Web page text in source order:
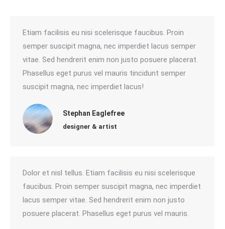
Etiam facilisis eu nisi scelerisque faucibus. Proin
semper suscipit magna, nec imperdiet lacus semper
vitae. Sed hendrerit enim non justo posuere placerat.
Phasellus eget purus vel mauris tincidunt semper
suscipit magna, nec imperdiet lacus!
Stephan Eaglefree
designer & artist
Dolor et nisl tellus. Etiam facilisis eu nisi scelerisque
faucibus. Proin semper suscipit magna, nec imperdiet
lacus semper vitae. Sed hendrerit enim non justo
posuere placerat. Phasellus eget purus vel mauris.